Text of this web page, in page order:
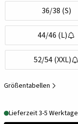
36/38 (S)
44/46 (L)
52/54 (XXL)
Größentabellen
Lieferzeit 3-5 Werktage